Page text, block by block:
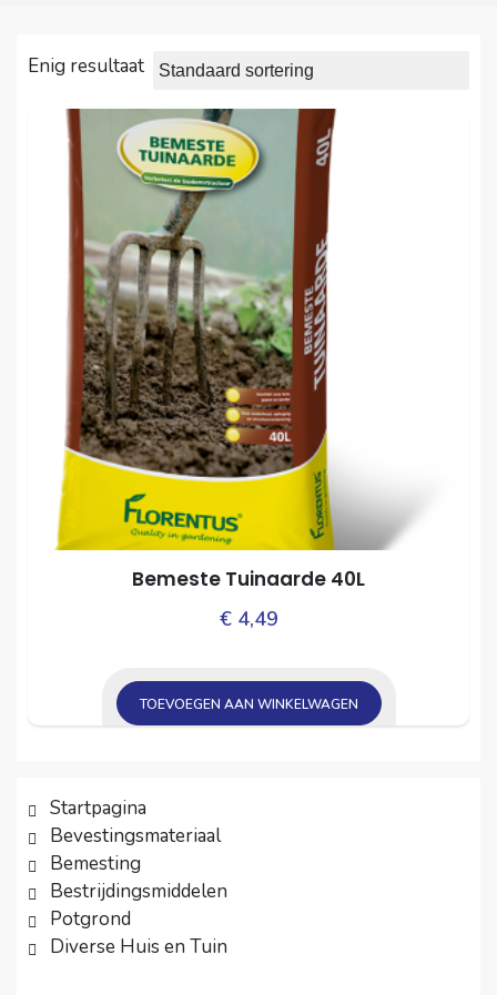
Enig resultaat
Bemeste Tuinaarde 40L
€4,49
TOEVOEGEN AAN WINKELWAGEN
Startpagina
Bevestingsmateriaal
Bemesting
Bestrijdingsmiddelen
Potgrond
Diverse Huis en Tuin